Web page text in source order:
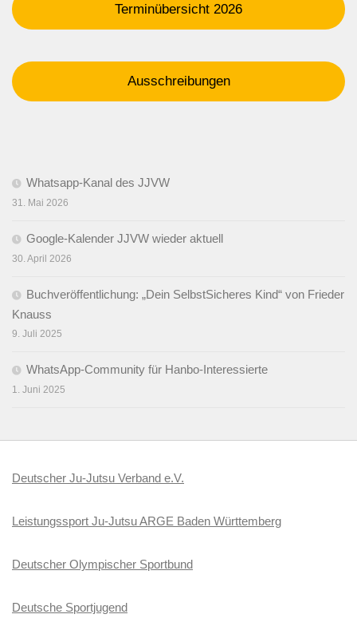
Terminübersicht 2026
Ausschreibungen
Whatsapp-Kanal des JJVW
31. Mai 2026
Google-Kalender JJVW wieder aktuell
30. April 2026
Buchveröffentlichung: „Dein SelbstSicheres Kind“ von Frieder
Knauss
9. Juli 2025
WhatsApp-Community für Hanbo-Interessierte
1. Juni 2025
Deutscher Ju-Jutsu Verband e.V.
Leistungssport Ju-Jutsu ARGE Baden Württemberg
Deutscher Olympischer Sportbund
Deutsche Sportjugend